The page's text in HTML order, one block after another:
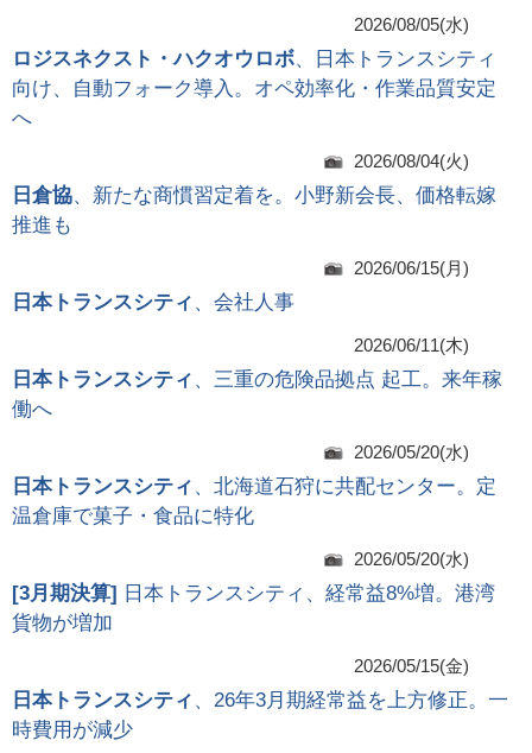
2026/08/05(水)
ロジスネクスト・ハクオウロボ、日本トランスシティ
向け、自動フォーク導入。オペ効率化・作業品質安定
へ
2026/08/04(火)
日倉協、新たな商慣習定着を。小野新会長、価格転嫁
推進も
2026/06/15(月)
日本トランスシティ 、会社人事
2026/06/11(木)
日本トランスシティ 、三重の危険品拠点 起工。来年稼
働へ
2026/05/20(水)
日本トランスシティ 、北海道石狩に共配センター。定
温倉庫で菓子・食品に特化
2026/05/20(水)
[3月期決算] 日本トランスシティ、経常益8%増。港湾
貨物が増加
2026/05/15(金)
日本トランスシティ 、26年3月期経常益を上方修正。一
時費用が減少